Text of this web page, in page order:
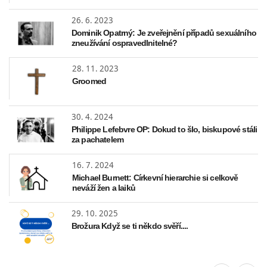
26. 6. 2023
Dominik Opatrný: Je zveřejnění případů sexuálního
zneužívání ospravedlnitelné?
28. 11. 2023
Groomed
30. 4. 2024
Philippe Lefebvre OP: Dokud to šlo, biskupové stáli
za pachatelem
16. 7. 2024
Michael Burnett: Církevní hierarchie si celkově
neváží žen a laiků
29. 10. 2025
Brožura Když se ti někdo svěří....